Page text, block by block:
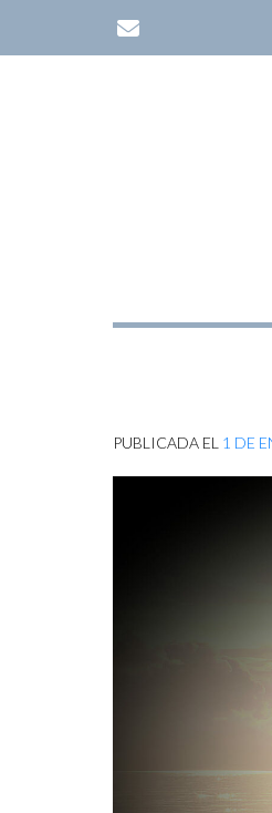
contenido
PUBLICADA EL 1 DE